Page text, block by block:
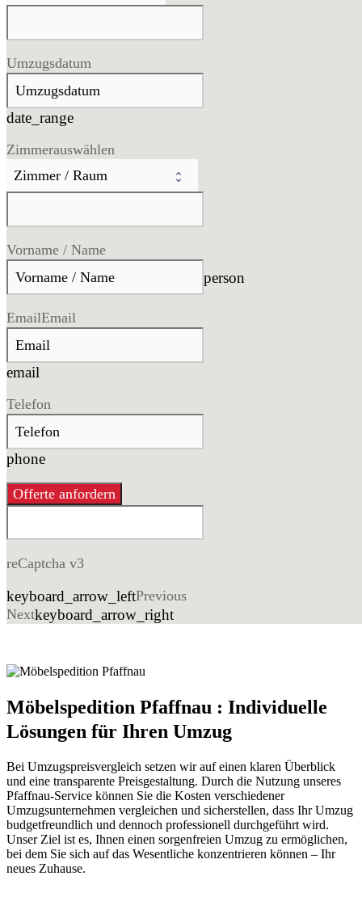
Umzugsdatum
date_range
Zimmerauswählen
Vorname / Name
person
EmailEmail
email
Telefon
phone
Offerte anfordern
reCaptcha v3
keyboard_arrow_leftPrevious
Nextkeyboard_arrow_right
Möbelspedition Pfaffnau : Individuelle
Lösungen für Ihren Umzug
Bei Umzugspreisvergleich setzen wir auf einen klaren Überblick
und eine transparente Preisgestaltung. Durch die Nutzung unseres
Pfaffnau-Service können Sie die Kosten verschiedener
Umzugsunternehmen vergleichen und sicherstellen, dass Ihr Umzug
budgetfreundlich und dennoch professionell durchgeführt wird.
Unser Ziel ist es, Ihnen einen sorgenfreien Umzug zu ermöglichen,
bei dem Sie sich auf das Wesentliche konzentrieren können – Ihr
neues Zuhause.